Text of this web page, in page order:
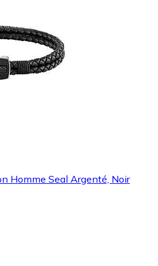
Homme Seal Argenté, Noir